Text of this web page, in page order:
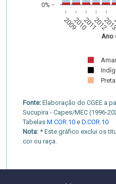
2009201020112012
0%
Preta
Ano
Fonte: Elaboração do CGEE a
Sucupira - Capes/MEC (1996-
Tabelas M.COR.10 e D.COR.10
Nota: * Este gráfico exclui os
cor ou raça.